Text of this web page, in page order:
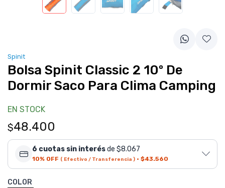
Spinit
Bolsa Spinit Classic 2 10º De
Dormir Saco Para Clima Camping
EN STOCK
$48.400
6 cuotas sin interésde $8.067
10% OFF ( Efectivo / Transferencia ) · $43.560
COLOR